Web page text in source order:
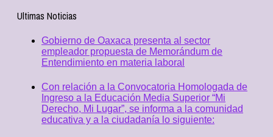
Ultimas Noticias
Gobierno de Oaxaca presenta al sector
empleador propuesta de Memorándum de
Entendimiento en materia laboral
Con relación a la Convocatoria Homologada de
Ingreso a la Educación Media Superior “Mi
Derecho, Mi Lugar”, se informa a la comunidad
educativa y a la ciudadanía lo siguiente: